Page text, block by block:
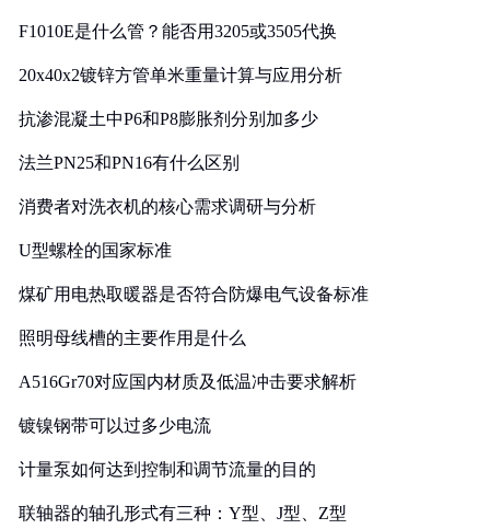
F1010E是什么管？能否用3205或3505代换
20x40x2镀锌方管单米重量计算与应用分析
抗渗混凝土中P6和P8膨胀剂分别加多少
法兰PN25和PN16有什么区别
消费者对洗衣机的核心需求调研与分析
U型螺栓的国家标准
煤矿用电热取暖器是否符合防爆电气设备标准
照明母线槽的主要作用是什么
A516Gr70对应国内材质及低温冲击要求解析
镀镍钢带可以过多少电流
计量泵如何达到控制和调节流量的目的
联轴器的轴孔形式有三种：Y型、J型、Z型